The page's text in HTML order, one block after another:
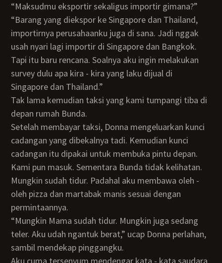
“Maksudmu eksportir sekaligus importir gimana?”
“Barang yang diekspor ke Singapore dan Thailand,
importirnya perusahaanku juga di sana. Jadi nggak
usah nyari lagi importir di Singapore dan Bangkok.
Tapi itu baru rencana. Soalnya aku ingin melakukan
survey dulu apa kira - kira yang laku dijual di
Singapore dan Thailand.”
Tak lama kemudian taksi yang kami tumpangi tiba di
depan rumah Bunda.
Setelah membayar taksi, Donna mengeluarkan kunci
cadangan yang dibekalnya tadi. Kemudian kunci
cadangan itu dipakai untuk membuka pintu depan.
Kami pun masuk. Sementara Bunda tidak kelihatan.
Mungkin sudah tidur. Padahal aku membawa oleh -
oleh pizza dan martabak manis sesuai dengan
permintaannya.
“Mungkin Mama sudah tidur. Mungkin juga sedang
teler. Aku udah ngantuk berat,” ucap Donna perlahan,
sambil mendekap pinggangku.